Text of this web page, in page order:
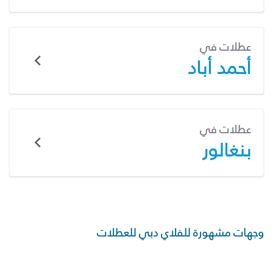
عطلات في
أحمد أباد
عطلات في
بنغالور
وجهات مشهورة للفلاي دبي للعطلات